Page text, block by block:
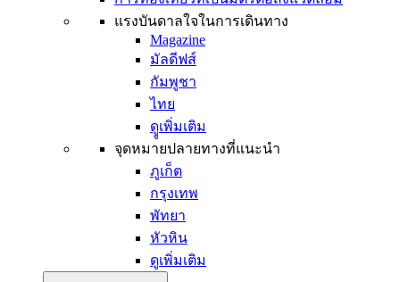
แรงบันดาลใจในการเดินทาง
Magazine
มัลดีฟส์
กัมพูชา
ไทย
ดููเพิ่มเติม
จุดหมายปลายทางที่แนะนำ
ภูเก็ต
กรุงเทพ
พัทยา
หัวหิน
ดูเพิ่มเติม